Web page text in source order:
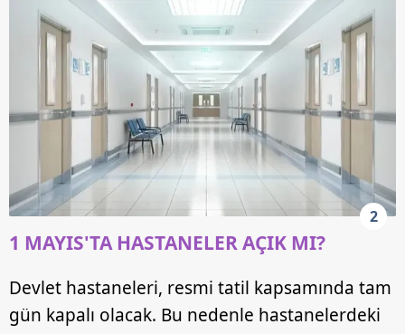
2
1 MAYIS'TA HASTANELER AÇIK MI?
Devlet hastaneleri, resmi tatil kapsamında tam
gün kapalı olacak. Bu nedenle hastanelerdeki